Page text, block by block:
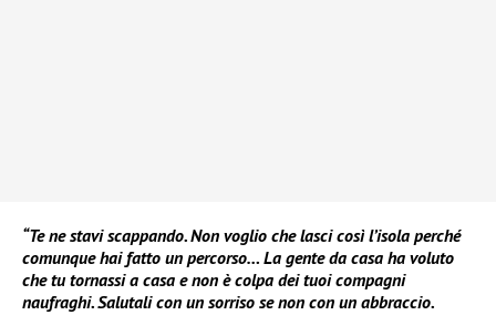
“Te ne stavi scappando. Non voglio che lasci così l’isola perché
comunque hai fatto un percorso… La gente da casa ha voluto
che tu tornassi a casa e non è colpa dei tuoi compagni
naufraghi. Salutali con un sorriso se non con un abbraccio.